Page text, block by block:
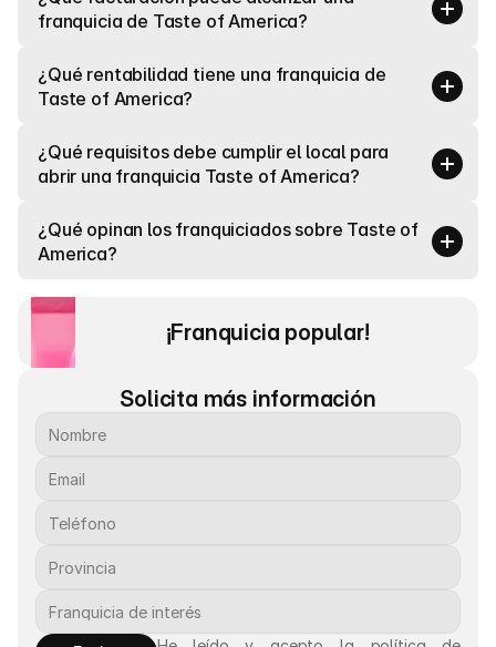
franquicia de Taste of America?
¿Qué rentabilidad tiene una franquicia de
Taste of America?
¿Qué requisitos debe cumplir el local para
abrir una franquicia Taste of America?
¿Qué opinan los franquiciados sobre Taste of
America?
¡Franquicia popular!
Solicita más información